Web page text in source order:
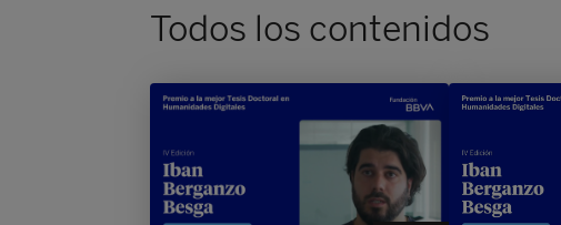
Todos los contenidos